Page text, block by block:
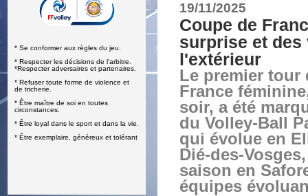
* Se conformer aux règles du jeu.
* Respecter les décisions de l’arbitre.
*Respecter adversaires et partenaires.
* Refuser toute forme de violence et
de tricherie.
* Être maître de soi en toutes
circonstances.
* Être loyal dans le sport et dans la vie.
* Être exemplaire, généreux et tolérant
19/11/2025
Coupe de
surprise et
l'extérieur
Le premier tour
France
soir, a été
du Volley-Ball
qui évolue en
Dié-des-
saison en
équipes